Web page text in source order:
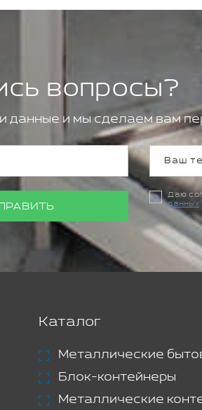
вопросы?
данные и мы сделаем вам
Даю
данных
Каталог
Металлические
Блок-контейнеры
Металлические